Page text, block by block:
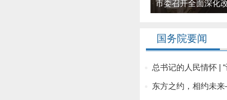
市委召开全面深化
国务院要闻
总书记的人民情怀 |
东方之约， 相约未